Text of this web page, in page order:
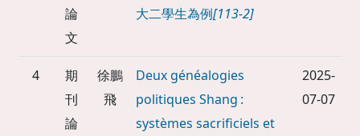
論
文
大二學生為例[113-2]
4
期
刊
論
徐鵬
飛
Deux généalogies
politiques Shang :
systèmes sacrificiels et
2025-
07-07